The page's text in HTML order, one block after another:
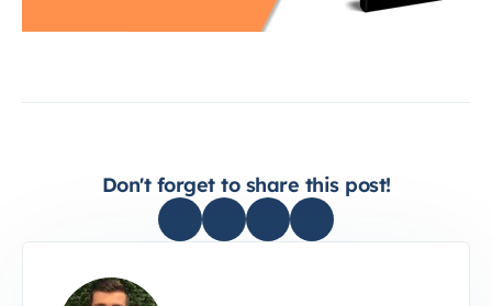
Don't forget to share this post!